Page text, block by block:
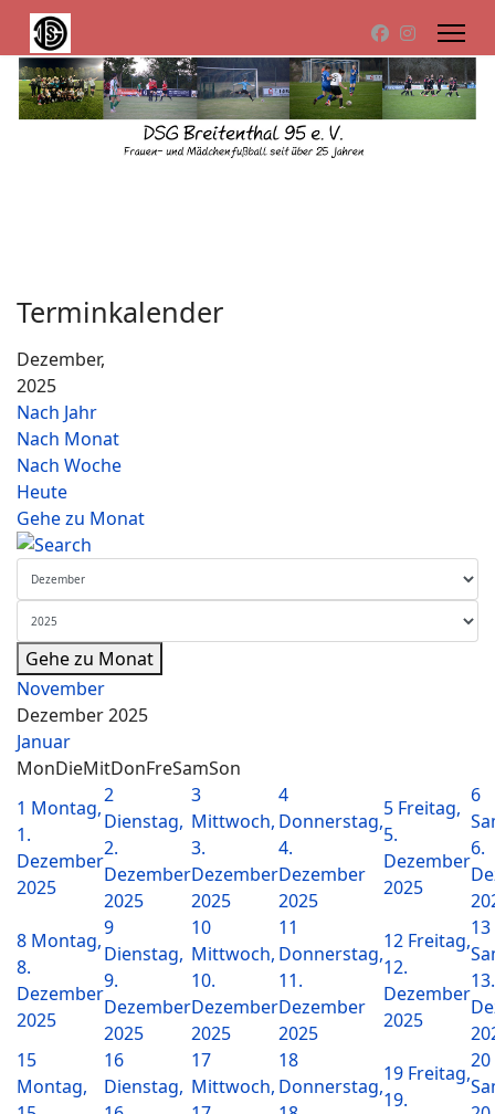
Terminkalender
Dezember,
2025
Nach Jahr
Nach Monat
Nach Woche
Heute
Gehe zu Monat
Gehe zu Monat
November
Dezember 2025
Januar
MonDieMitDonFreSamSon
1 Montag,
1.
Dezember
2025
2
Dienstag,
2.
Dezember
2025
3
Mittwoch,
3.
Dezember
2025
4
Donnerstag,
4.
Dezember
2025
5 Freitag,
5.
Dezember
2025
6
6.
8 Montag,
8.
Dezember
2025
9
Dienstag,
9.
Dezember
2025
10
Mittwoch,
10.
Dezember
2025
11
Donnerstag,
11.
Dezember
2025
12 Freitag,
12.
Dezember
2025
13
13.
15
Montag,
16
Dienstag,
17
Mittwoch,
18
Donnerstag,
19 Freitag,
19.
20